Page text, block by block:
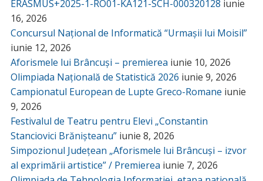
ERASMUS+2025-1-RO01-KA121-SCH-000320128 iunie
16, 2026
Concursul Național de Informatică “Urmașii lui Moisil”
iunie 12, 2026
Aforismele lui Brâncuși – premierea iunie 10, 2026
Olimpiada Națională de Statistică 2026 iunie 9, 2026
Campionatul European de Lupte Greco-Romane iunie
9, 2026
Festivalul de Teatru pentru Elevi „Constantin
Stanciovici Brănișteanu” iunie 8, 2026
Simpozionul Județean „Aforismele lui Brâncuși – izvor
al exprimării artistice” / Premierea iunie 7, 2026